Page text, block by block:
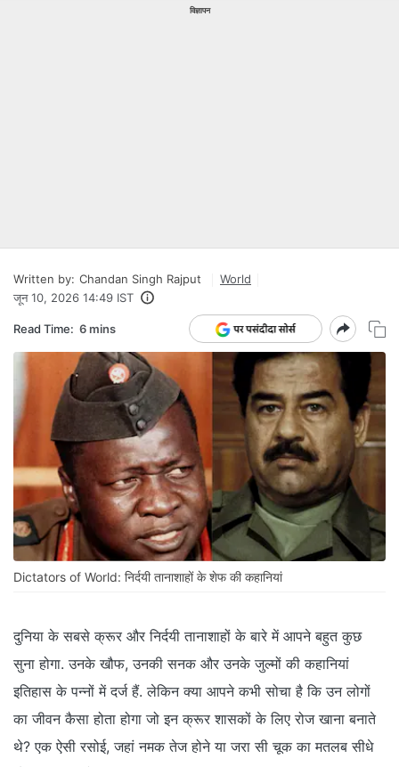
विज्ञापन
Written by: Chandan Singh Rajput
World
जून 10, 2026 14:49 IST
Read Time: 6 mins
Dictators of World: निर्दयी तानाशाहों के शेफ की कहानियां
दुनिया के सबसे क्रूर और निर्दयी तानाशाहों के बारे में आपने बहुत कुछ
सुना होगा. उनके खौफ, उनकी सनक और उनके जुल्मों की कहानियां
इतिहास के पन्नों में दर्ज हैं. लेकिन क्या आपने कभी सोचा है कि उन लोगों
का जीवन कैसा होता होगा जो इन क्रूर शासकों के लिए रोज खाना बनाते
थे? एक ऐसी रसोई, जहां नमक तेज होने या जरा सी चूक का मतलब सीधे